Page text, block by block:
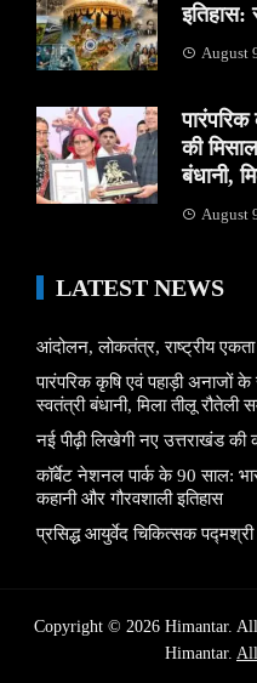
इतिहास:
August
की
बंधानी,
August
LATEST NEWS
आंदोलन, लोकतंत्र, राष्ट्रीय
पारंपरिक कृषि एवं पहाड़ी अनाजों
स्वतंत्री बंधानी, मिला तीलू रौतेली
नई पीढ़ी लिखेगी नए उत्तराखंड की
कॉर्बेट नेशनल पार्क के 90 साल:
कहानी और गौरवशाली इतिहास
प्रसिद्ध आयुर्वेद चिकित्सक
Copyright © 2026 Himantar.
Himantar. All